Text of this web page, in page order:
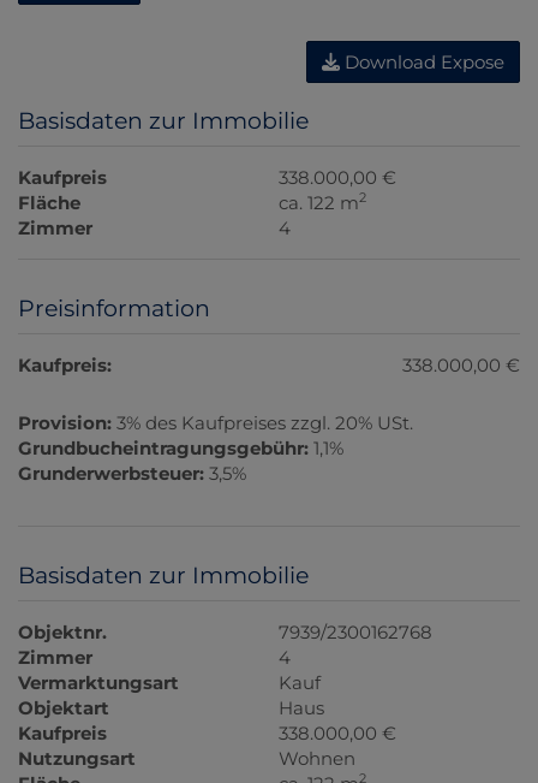
Download Expose
Basisdaten zur Immobilie
Kaufpreis
338.000,00 €
Fläche
ca. 122 m2
Zimmer 4
Preisinformation
Kaufpreis: 338.000,00 €
Provision: 3% des Kaufpreises zzgl. 20% USt.
Grundbucheintragungsgebühr: 1,1%
Grunderwerbsteuer: 3,5%
Basisdaten zur Immobilie
Objektnr.
7939/2300162768
Zimmer
4
Vermarktungsart
Kauf
Objektart
Haus
Kaufpreis
338.000,00 €
Nutzungsart
Wohnen
2